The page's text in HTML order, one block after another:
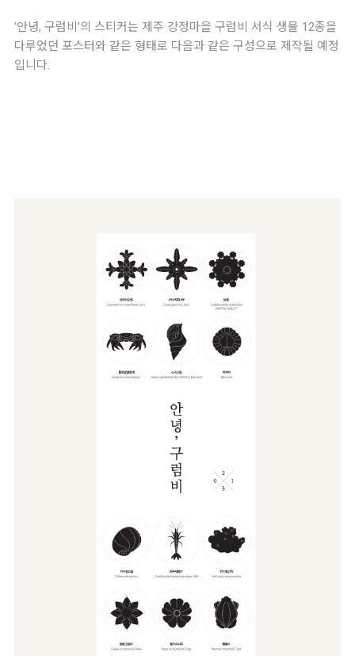
'안녕, 구럼비'의 스티커는 제주 강정마을 구럼비 서식 생물 12종을
다루었던 포스터와 같은 형태로 다음과 같은 구성으로 제작될 예정
입니다.